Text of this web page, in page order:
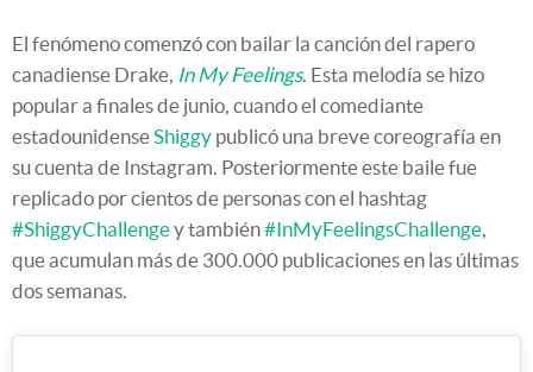
El fenómeno comenzó con bailar la canción del rapero
canadiense Drake, In My Feelings. Esta melodía se hizo
popular a finales de junio, cuando el comediante
estadounidenseShiggy publicó una breve coreografía en
su cuenta de Instagram. Posteriormente este baile fue
replicado por cientos de personas con el hashtag
#ShiggyChallengey también#InMyFeelingsChallenge,
que acumulan más de 300.000 publicaciones en las últimas
dos semanas.